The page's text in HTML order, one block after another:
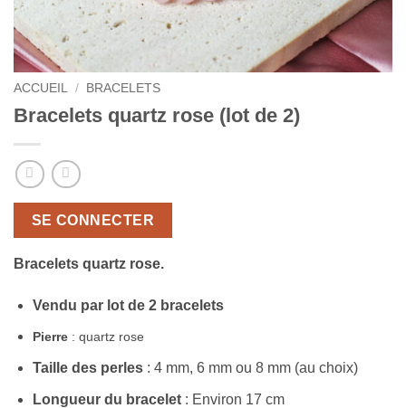
ACCUEIL / BRACELETS
Bracelets quartz rose (lot de 2)
SE CONNECTER
Bracelets quartz rose.
Vendu par lot de 2 bracelets
Pierre: quartz rose
Taille des perles: 4 mm, 6 mm ou 8 mm (au choix)
Longueur du bracelet: Environ 17 cm